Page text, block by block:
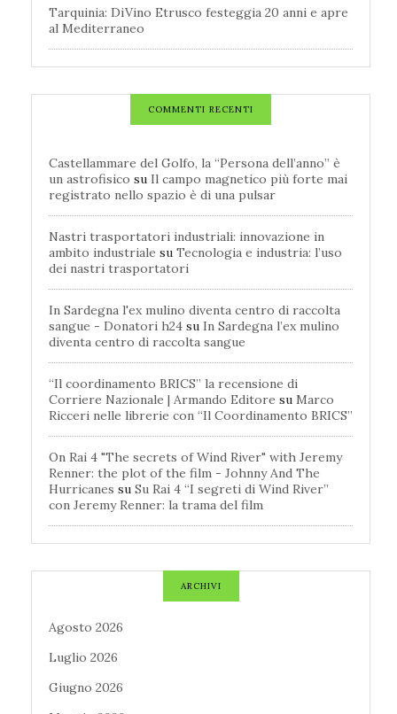
Tarquinia: DiVino Etrusco festeggia 20 anni e apre
al Mediterraneo
COMMENTI RECENTI
Castellammare del Golfo, la “Persona dell’anno” è
un astrofisico su Il campo magnetico più forte mai
registrato nello spazio è di una pulsar
Nastri trasportatori industriali: innovazione in
ambito industriale su Tecnologia e industria: l’uso
dei nastri trasportatori
In Sardegna l'ex mulino diventa centro di raccolta
sangue - Donatori h24 su In Sardegna l’ex mulino
diventa centro di raccolta sangue
“Il coordinamento BRICS” la recensione di
Corriere Nazionale | Armando Editore su Marco
Ricceri nelle librerie con “Il Coordinamento BRICS”
On Rai 4 "The secrets of Wind River" with Jeremy
Renner: the plot of the film - Johnny And The
Hurricanes su Su Rai 4 “I segreti di Wind River”
con Jeremy Renner: la trama del film
ARCHIVI
Agosto 2026
Luglio 2026
Giugno 2026